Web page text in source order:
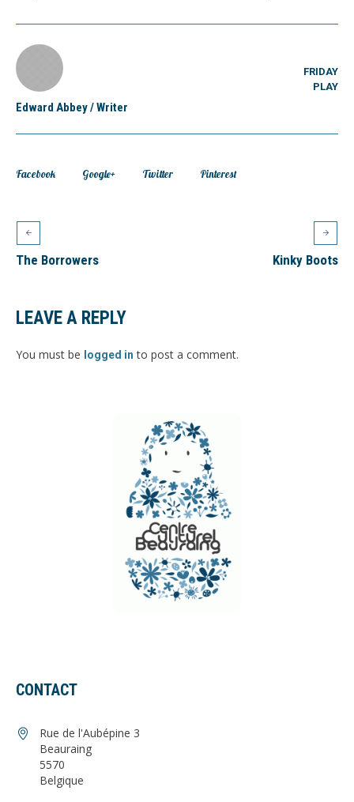
Edward Abbey/Writer
FRIDAY
PLAY
Facebook Google+ Twitter Pinterest
The Borrowers Kinky Boots
LEAVE A REPLY
You must be logged in to post a comment.
CONTACT
Rue de l'Aubépine 3
Beauraing
5570
Belgique